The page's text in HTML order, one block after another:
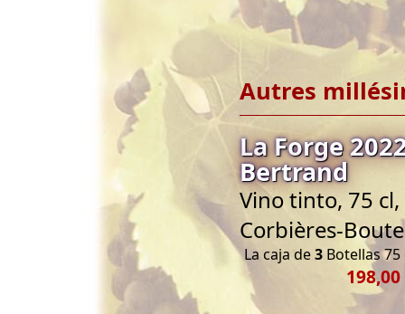
Autres
La Forge
Bertrand
Vino tinto, 75
Corbières-
La caja de3 Botellas 75
198,00